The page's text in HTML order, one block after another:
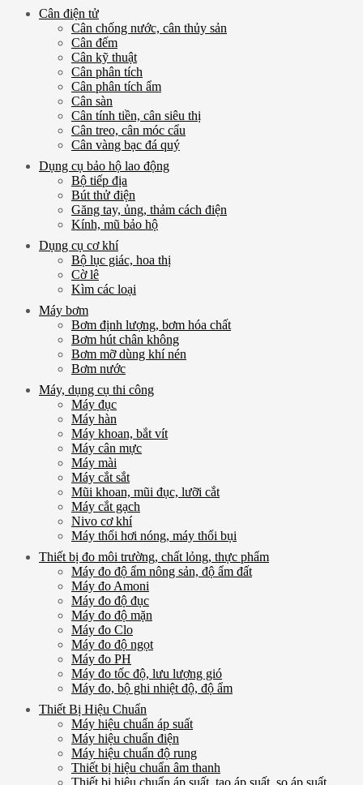
Cân điện tử
Cân chống nước, cân thủy sản
Cân đếm
Cân kỹ thuật
Cân phân tích
Cân phân tích ẩm
Cân sàn
Cân tính tiền, cân siêu thị
Cân treo, cân móc cẩu
Cân vàng bạc đá quý
Dụng cụ bảo hộ lao động
Bộ tiếp địa
Bút thử điện
Găng tay, ủng, thảm cách điện
Kính, mũ bảo hộ
Dụng cụ cơ khí
Bộ lục giác, hoa thị
Cờ lê
Kìm các loại
Máy bơm
Bơm định lượng, bơm hóa chất
Bơm hút chân không
Bơm mỡ dùng khí nén
Bơm nước
Máy, dụng cụ thi công
Máy đục
Máy hàn
Máy khoan, bắt vít
Máy cân mực
Máy mài
Máy cắt sắt
Mũi khoan, mũi đục, lưỡi cắt
Máy cắt gạch
Nivo cơ khí
Máy thổi hơi nóng, máy thổi bụi
Thiết bị đo môi trường, chất lỏng, thực phẩm
Máy đo độ ẩm nông sản, độ ẩm đất
Máy đo Amoni
Máy đo độ đục
Máy đo độ mặn
Máy đo Clo
Máy đo độ ngọt
Máy đo PH
Máy đo tốc độ, lưu lượng gió
Máy đo, bộ ghi nhiệt độ, độ ẩm
Thiết Bị Hiệu Chuẩn
Máy hiệu chuẩn áp suất
Máy hiệu chuẩn điện
Máy hiệu chuẩn độ rung
Thiết bị hiệu chuẩn âm thanh
Thiết bị hiệu chuẩn áp suất, tạo áp suất, so áp suất